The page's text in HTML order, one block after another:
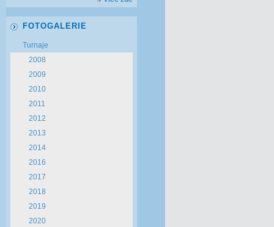
FOTOGALERIE
Turnaje
2008
2009
2010
2011
2012
2013
2014
2016
2017
2018
2019
2020